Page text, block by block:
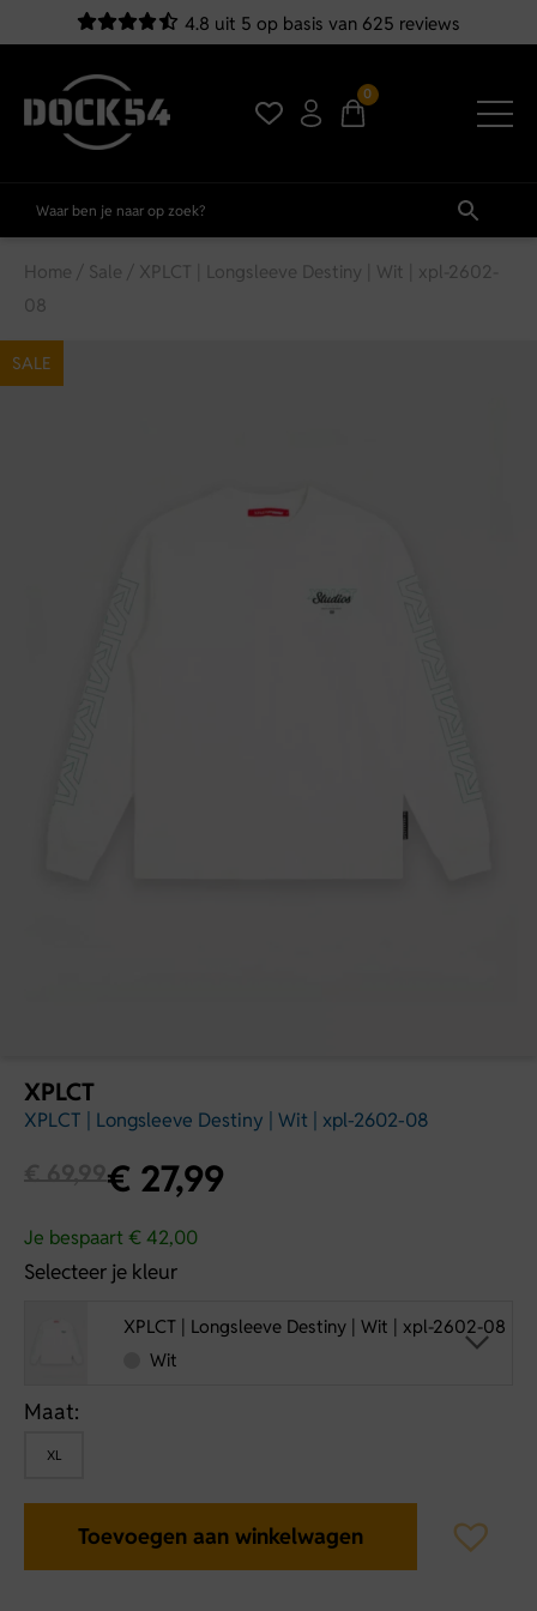
4.8 uit 5 op basis van 625 reviews
0
Home / Sale / XPLCT | Longsleeve Destiny | Wit | xpl-2602-
08
SALE
XPLCT
XPLCT | Longsleeve Destiny | Wit | xpl-2602-08
€ 27,99
Je bespaart € 42,00
Selecteer je kleur
XPLCT | Longsleeve Destiny | Wit | xpl-2602-08
Wit
Maat:
XL
Toevoegen aan winkelwagen